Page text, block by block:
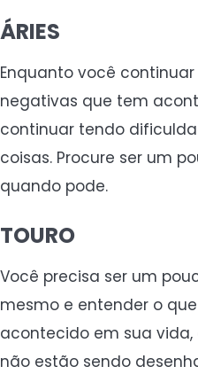
ÁRIES
Enquanto você
negativas que tem
continuar tendo
coisas. Procure ser um
quando pode.
TOURO
Você precisa ser um
mesmo e entender o
acontecido em sua vida,
não estão sendo